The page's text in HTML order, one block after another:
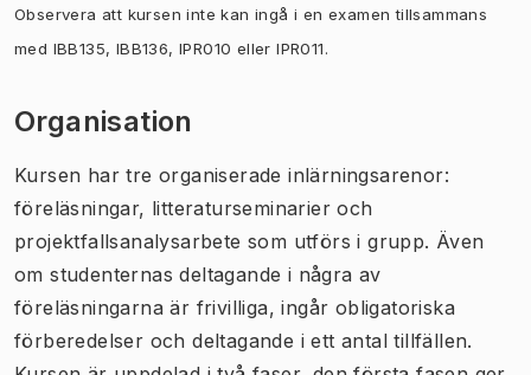
Observera att kursen inte kan ingå i en examen tillsammans
med IBB135, IBB136, IPR010 eller IPR011.
Organisation
Kursen har tre organiserade inlärningsarenor:
föreläsningar, litteraturseminarier och
projektfallsanalysarbete som utförs i grupp. Även
om studenternas deltagande i några av
föreläsningarna är frivilliga, ingår obligatoriska
förberedelser och deltagande i ett antal tillfällen.